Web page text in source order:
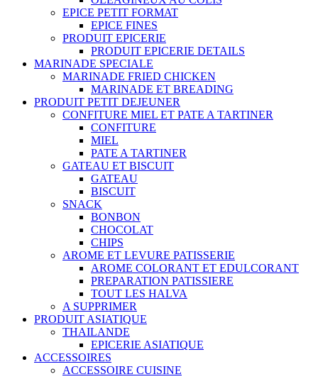
EPICE PETIT FORMAT
EPICE FINES
PRODUIT EPICERIE
PRODUIT EPICERIE DETAILS
MARINADE SPECIALE
MARINADE FRIED CHICKEN
MARINADE ET BREADING
PRODUIT PETIT DEJEUNER
CONFITURE MIEL ET PATE A TARTINER
CONFITURE
MIEL
PATE A TARTINER
GATEAU ET BISCUIT
GATEAU
BISCUIT
SNACK
BONBON
CHOCOLAT
CHIPS
AROME ET LEVURE PATISSERIE
AROME COLORANT ET EDULCORANT
PREPARATION PATISSIERE
TOUT LES HALVA
A SUPPRIMER
PRODUIT ASIATIQUE
THAILANDE
EPICERIE ASIATIQUE
ACCESSOIRES
ACCESSOIRE CUISINE